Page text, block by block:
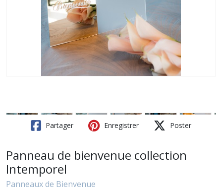
Partager Enregistrer Poster
Panneau de bienvenue collection
Intemporel
Panneaux de Bienvenue